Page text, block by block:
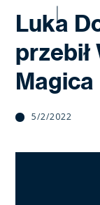
Luka
Magica
5/2/2022